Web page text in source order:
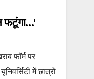
फटूंगा…'
फॉर्म पर
में छात्रों